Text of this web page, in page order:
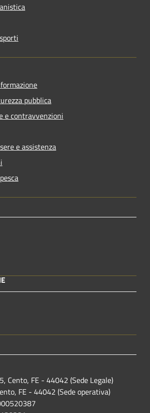
pubblica
e contravvenzioni
e assistenza
Cento, FE - 44042 (Sede Legale)
FE - 44042 (Sede operativa)